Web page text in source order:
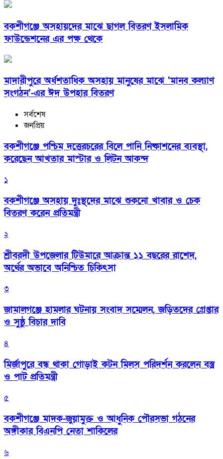
বকশীগঞ্জে অসহায়দের মাঝে ছাগল বিতরণ ইসলামিক
ফাউন্ডেশনের এর পক্ষ থেকে
মাদারীপুরে অর্ধশতাধিক অসহায় মানুষের মাঝে ‘মানব কল্যাণ
সংগঠন’-এর ঈদ উপহার বিতরণ
সর্বশেষ
জনপ্রিয়
বকশীগঞ্জে পশ্চিম দত্তেরচরের বিলে পানি নিষ্কাশনের ব্যবস্থা,
করেছেন আখতার মাস্টার ও লিটন আকন্দ
১
বকশীগঞ্জে অসহায় দুঃস্থদের মাঝে শুকনো খাবার ও চেক
বিতরণ করেন প্রতিমন্ত্রী
২
শ্রীবরদী উপজেলার টিউমারে আক্রান্ত ১১ বছরের রাশেদ,
অর্থের অভাবে অনিশ্চিত চিকিৎসা
৩
জামালগঞ্জে হামলার ঘটনায় সংবাদ সম্মেলন, জড়িতদের গ্রেপ্তার
ও সুষ্ঠু বিচার দাবি
৪
মির্জাপুরে বন্ধ থাকা গোড়াই কটন মিলস পরিদর্শন করলেন বস্ত্র
ও পাট প্রতিমন্ত্রী
৫
বকশীগঞ্জে মাদক-জুয়ামুক্ত ও আধুনিক পৌরসভা গঠনের
অঙ্গীকার বিএনপি নেতা শাকিলের
৬